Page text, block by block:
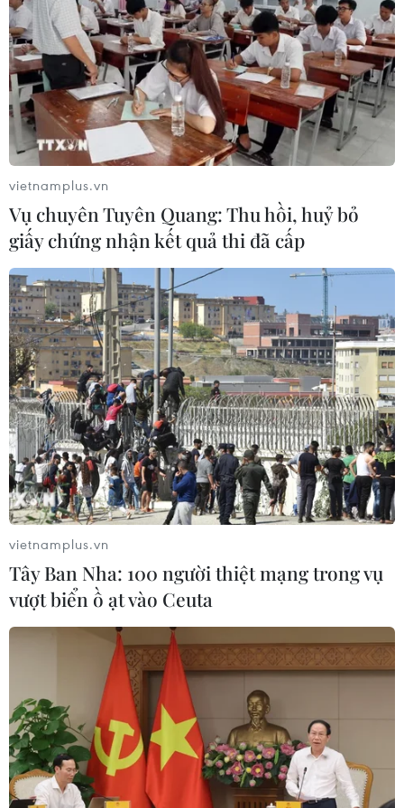
3 người bị bắt ở Campuchia vì đoạn video
chích điện trẻ nhỏ gây sốc
07/12/2016 03:56
Một công dân Hà Lan và 2 người Campuchia đã bị
cảnh sát bắt giữ, sau khi vài đoạn video được tung lên
mạng xã hội Facebook cho thấy hoạt động hành hạ dã
man một đứa trẻ, gồm việc chích điện nạn nhân/
Truy bắt đối tượng chích điện hành hạ bé
trai 2 tuổi ở Campuchia
vietnamplus.vn
Vụ chuyên Tuyên Quang: Thu hồi, huỷ bỏ
giấy chứng nhận kết quả thi đã cấp
vietnamplus.vn
Tây Ban Nha: 100 người thiệt mạng trong vụ
vượt biển ồ ạt vào Ceuta